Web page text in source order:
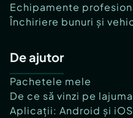
Echipamente
Închiriere bunuri și
De ajutor
Pachetele mele
De ce să vinzi pe
Aplicații: Android și iOS